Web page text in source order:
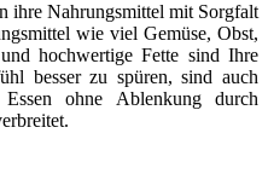
ihre Nahrungsmittel mit Sorgfalt
wie viel Gemüse, Obst,
hochwertige Fette sind Ihre
besser zu spüren, sind auch
ohne Ablenkung durch